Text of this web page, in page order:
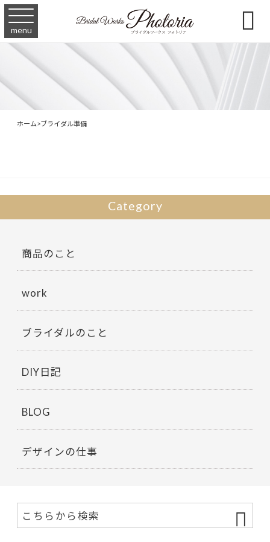
menu 
ホーム>ブライダル準備
Category
商品のこと
work
ブライダルのこと
DIY日記
BLOG
デザインの仕事